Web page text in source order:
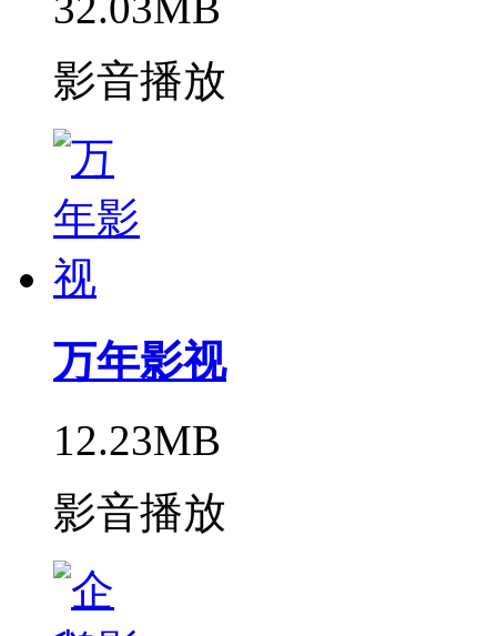
影音播放
万年影视
12.23MB
影音播放